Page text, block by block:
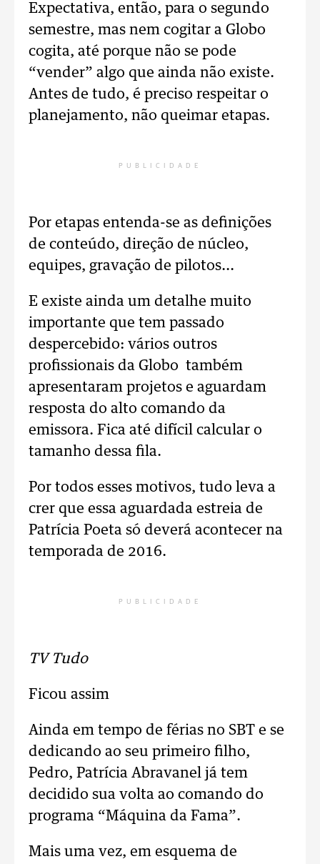
Expectativa, então, para o segundo
semestre, mas nem cogitar a Globo
cogita, até porque não se pode
“vender” algo que ainda não existe.
Antes de tudo, é preciso respeitar o
planejamento, não queimar etapas.
PUBLICIDADE
Por etapas entenda-se as definições
de conteúdo, direção de núcleo,
equipes, gravação de pilotos...
E existe ainda um detalhe muito
importante que tem passado
despercebido: vários outros
profissionais da Globo também
apresentaram projetos e aguardam
resposta do alto comando da
emissora. Fica até difícil calcular o
tamanho dessa fila.
Por todos esses motivos, tudo leva a
crer que essa aguardada estreia de
Patrícia Poeta só deverá acontecer na
temporada de 2016.
PUBLICIDADE
TV Tudo
Ficou assim
Ainda em tempo de férias no SBT e se
dedicando ao seu primeiro filho,
Pedro, Patrícia Abravanel já tem
decidido sua volta ao comando do
programa “Máquina da Fama”.
Mais uma vez, em esquema de